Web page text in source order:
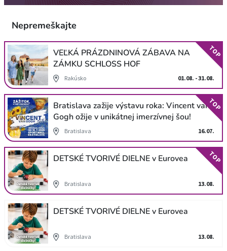
Nepremeškajte
VEĽKÁ PRÁZDNINOVÁ ZÁBAVA NA
ZÁMKU SCHLOSS HOF
Rakúsko 01.08. - 31.08.
TOP
Bratislava zažije výstavu roka: Vincent van
Gogh ožije v unikátnej imerzívnej šou!
Bratislava 16.07.
TOP
DETSKÉ TVORIVÉ DIELNE v Eurovea
Bratislava 13.08.
TOP
DETSKÉ TVORIVÉ DIELNE v Eurovea
Bratislava 13.08.